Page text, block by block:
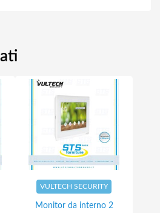
VULTECH SECURITY
Monitor da interno 2